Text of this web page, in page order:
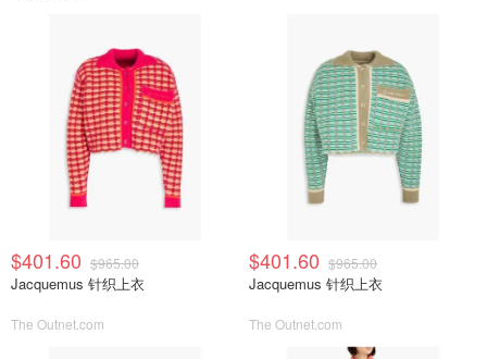
$401.60 $965.00
Jacquemus 针织上衣
The Outnet.com
$401.60 $965.00
Jacquemus 针织上衣
The Outnet.com